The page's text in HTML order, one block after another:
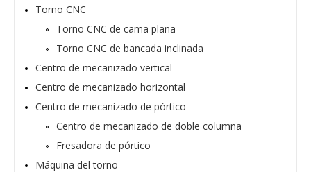
Torno CNC
Torno CNC de cama plana
Torno CNC de bancada inclinada
Centro de mecanizado vertical
Centro de mecanizado horizontal
Centro de mecanizado de pórtico
Centro de mecanizado de doble columna
Fresadora de pórtico
Máquina del torno